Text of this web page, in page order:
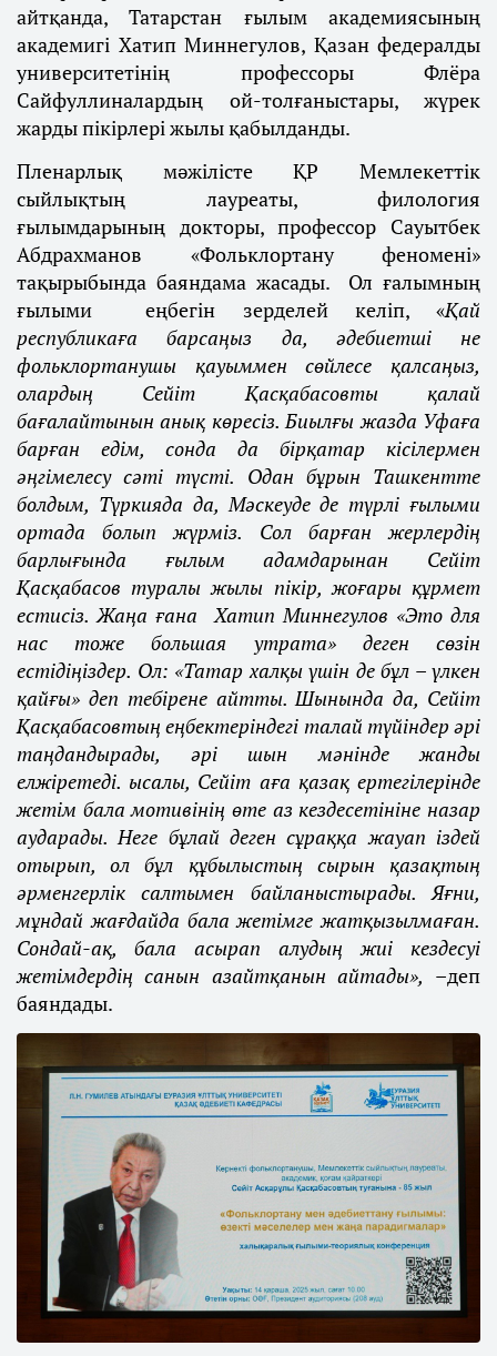
айтқанда, Татарстан ғылым академиясының
академигі Хатип Миннегулов, Қазан федералды
университетінің профессоры Флёра
Сайфуллиналардың ой-толғаныстары, жүрек
жарды пікірлері жылы қабылданды.
Пленарлық мәжілісте ҚР Мемлекеттік
сыйлықтың лауреаты, филология
ғылымдарының докторы, профессор Сауытбек
Абдрахманов «Фольклортану феномені»
тақырыбында баяндама жасады. Ол ғалымның
ғылыми еңбегін зерделей келіп, «Қай
республикаға барсаңыз да, әдебиетші не
фольклортанушы қауыммен сөйлесе қалсаңыз,
олардың Сейіт Қасқабасовты қалай
бағалайтынын анық көресіз. Биылғы жазда Уфаға
барған едім, сонда да бірқатар кісілермен
әңгімелесу сәті түсті. Одан бұрын Ташкентте
болдым, Түркияда да, Мәскеуде де түрлі ғылыми
ортада болып жүрміз. Сол барған жерлердің
барлығында ғылым адамдарынан Сейіт
Қасқабасов туралы жылы пікір, жоғары құрмет
естисіз. Жаңа ғанаХатип Миннегулов «Это для
нас тоже большая утрата» деген сөзін
естідіңіздер. Ол: «Татар халқы үшін де бұл – үлкен
қайғы» деп тебірене айтты. Шынында да, Сейіт
Қасқабасовтың еңбектеріндегі талай түйіндер әрі
таңдандырады, әрі шын мәнінде жанды
елжіретеді. ысалы, Сейіт аға қазақ ертегілерінде
жетім бала мотивінің өте аз кездесетініне назар
аударады. Неге бұлай деген сұраққа жауап іздей
отырып, ол бұл құбылыстың сырын қазақтың
әрменгерлік салтымен байланыстырады. Яғни,
мұндай жағдайда бала жетімге жатқызылмаған.
Сондай-ақ, бала асырап алудың жиі кездесуі
жетімдердің санын азайтқанын айтады», –деп
баяндады.